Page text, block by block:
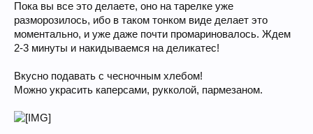
Пока вы все это делаете, оно на тарелке уже
разморозилось, ибо в таком тонком виде делает это
моментально, и уже даже почти промариновалось. Ждем
2-3 минуты и накидываемся на деликатес!
Вкусно подавать с чесночным хлебом!
Можно украсить каперсами, рукколой, пармезаном.